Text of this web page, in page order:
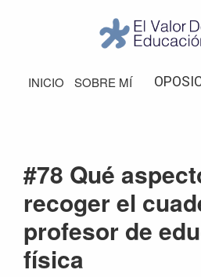
navegación
principal
barra
Valor
de
INICIO SOBRE MÍ
#78 Qué
recoger el
profesor de
física